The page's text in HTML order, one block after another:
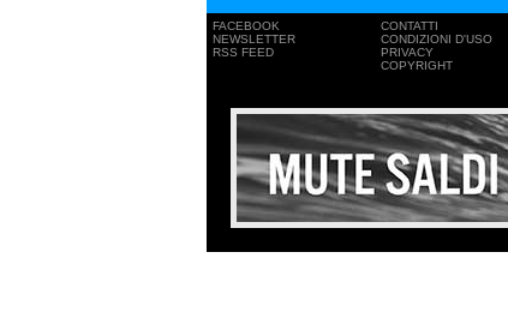
FACEBOOK
NEWSLETTER
RSS FEED
CONTATTI
CONDIZIONI D'USO
PRIVACY
COPYRIGHT